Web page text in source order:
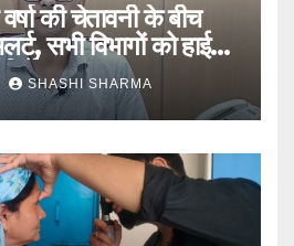
की चेतावनी के बीच
सभी विभागों को हाई
SHASHI SHARMA